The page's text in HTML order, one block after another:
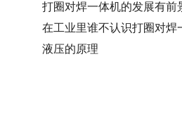
打圈对焊一体机的发展有前
在工业里谁不认识打圈对
液压的原理